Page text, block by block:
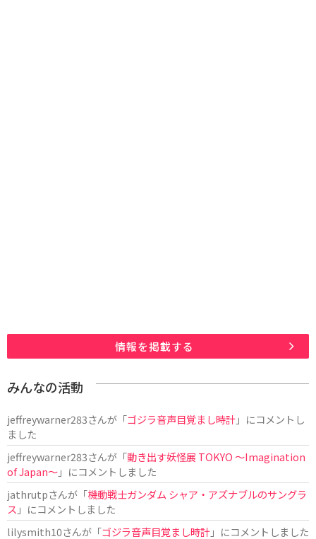
情報を掲載する
みんなの活動
jeffreywarner283さんが「ゴジラ音声目覚まし時計」にコメントし
ました
jeffreywarner283さんが「動き出す妖怪展 TOKYO 〜Imagination
of Japan〜」にコメントしました
jathrutpさんが「機動戦士ガンダム シャア・アズナブルのサングラ
ス 」にコメントしました
lilysmith10さんが「ゴジラ音声目覚まし時計」にコメントしました